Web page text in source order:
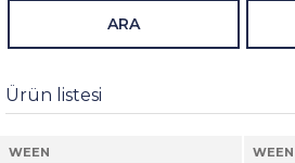
ARA
Ürün listesi
WEEN WEEN